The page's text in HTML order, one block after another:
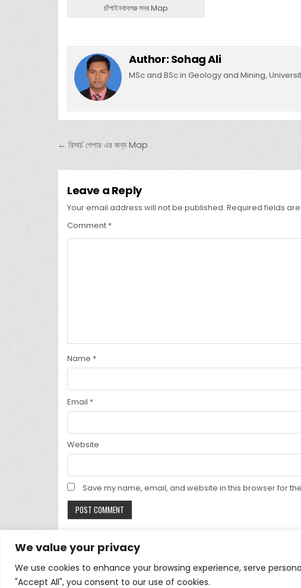
We value your privacy
We use cookies to enhance your browsing experience, serve
"Accept All", you consent to our use of cookies.
চাঁপাইনবাবগঞ্জ সদর Map
Author: Sohag Ali
MSc and BSc in Geology and Mining,
Post navigation
← রিসার্চ পেপার এর জন্য Map
Leave a Reply
Your email address will not be published. Required fields
Comment *
Name *
Email *
Website
Save my name, email, and website in this browser for